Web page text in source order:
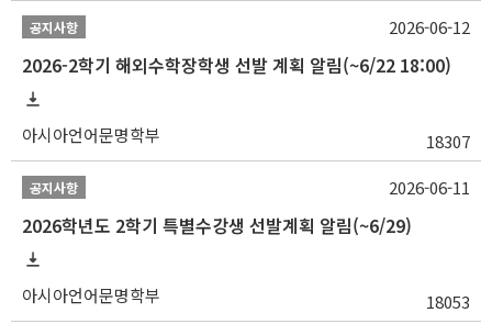
공지사항
2026-2학기 해외수학장학생 선발 계획 알림(~6/22 18:00)
아시아언어문명학부 18307
2026-06-12
공지사항
2026학년도 2학기 특별수강생 선발계획 알림(~6/29)
아시아언어문명학부 18053
2026-06-11